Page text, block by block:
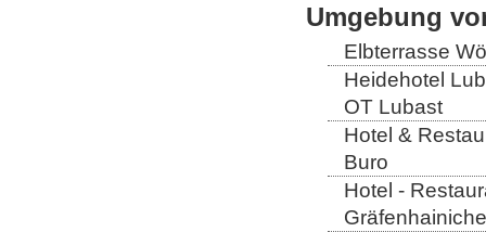
Umgebung
Elbterrasse
Heidehotel
OT Lubast
Hotel &
Buro
Hotel -